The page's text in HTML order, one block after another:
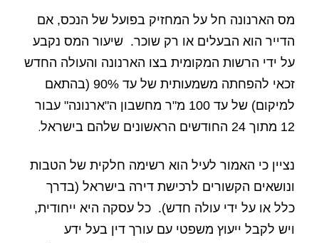
מס הארנונה חל על המחזיק בפועל של הנכס, אם
הדייר הוא הבעלים או רק שוכר. שיעור המס נקבע
על ידי הרשות המקומית בצו הארנונה והעולה החדש
זכאי להפחתה משמעותית של עד 90% (בהתאם
למיקום) של עד 100 מ"ר מחשבון ה"ארנונה" עבור
12 מתוך 24 החודשים הראשונים שלהם בישראל
.
נציין כי האמור לעיל הוא רשימה חלקית של הטבות
ונושאים הקשורים לרכישת דירה בישראל (בדרך
כלל או על ידי עולה חדש). כל עסקה היא ייחודית,
ויש לקבל ייעוץ משפטי עם עורך דין בעל ידע